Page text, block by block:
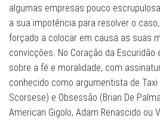
algumas empresas pouco
a sua impotência para resolver o
forçado a colocar em causa as suas
convicções. No Coração da
sobre a fé e moralidade, com
conhecido como argumentista de Taxi
Scorsese) e Obsessão (Brian De
American Gigolo, Adam Renascido ou